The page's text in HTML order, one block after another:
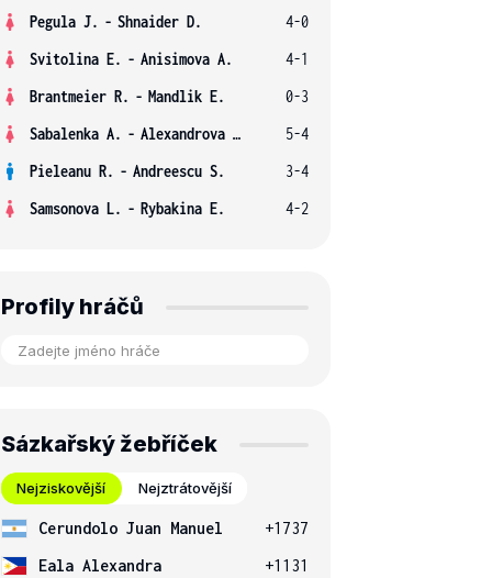
Pegula J. - Shnaider D.
4-0
Svitolina E. - Anisimova A.
4-1
Brantmeier R. - Mandlik E.
0-3
Sabalenka A. - Alexandrova E.
5-4
Pieleanu R. - Andreescu S.
3-4
Samsonova L. - Rybakina E. 4-2
Profily hráčů
Sázkařský žebříček
Nejziskovější Nejztrátovější
Cerundolo Juan Manuel
+1737
Eala Alexandra
+1131